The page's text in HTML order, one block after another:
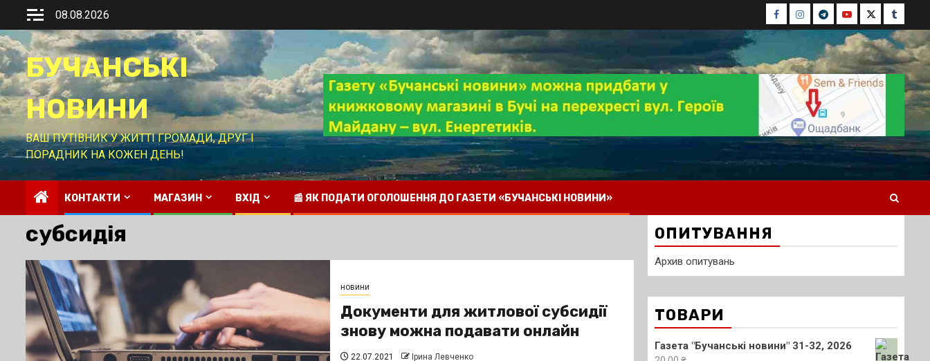
Перейти
вмісту
08.08.2026 Facebook
Instagram
TelegramYoutubeTwitterTumblr
БУЧАНСЬКІ
НОВИНИ
ВАШ ПУТІВНИК У ЖИТТІ ГРОМАДИ, ДРУГ І
ПОРАДНИК НА КОЖЕН ДЕНЬ!
КОНТАКТИ МАГАЗИН ВХІД 📰 ЯК ПОДАТИ ОГОЛОШЕННЯ ДО ГАЗЕТИ «БУЧАНСЬКІ НОВИНИ»
субсидія
новини
Документи для житлової субсидії
знову можна подавати онлайн
22.07.2021 Ірина Левченко
ОПИТУВАННЯ
Архив опитувань
ТОВАРИ
Газета "Бучанські новини" 31-32, 2026